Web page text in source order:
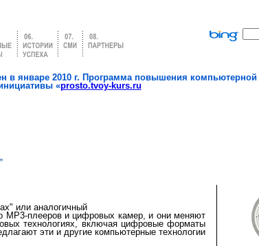
январе 2010 г. Программа повышения компьютерной
«prosto.tvoy-kurs.ru
или аналогичный
MP3-плееров и цифровых камер, и они меняют
технологиях, включая цифровые форматы
эти и другие компьютерные технологии